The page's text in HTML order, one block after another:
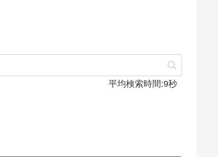
平均検索時間:9秒